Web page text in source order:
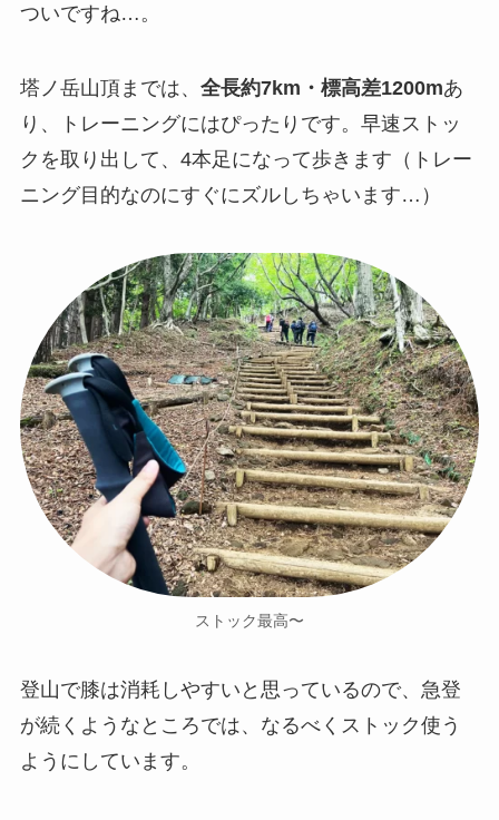
ついですね…。
塔ノ岳山頂までは、 全長約7km・標高差1200mあ
り、トレーニングにはぴったりです。早速ストッ
クを取り出して、4本足になって歩きます（トレー
ニング目的なのにすぐにズルしちゃいます…）
ストック最高〜
登山で膝は消耗しやすいと思っているので、急登
が続くようなところでは、なるべくストック使う
ようにしています。